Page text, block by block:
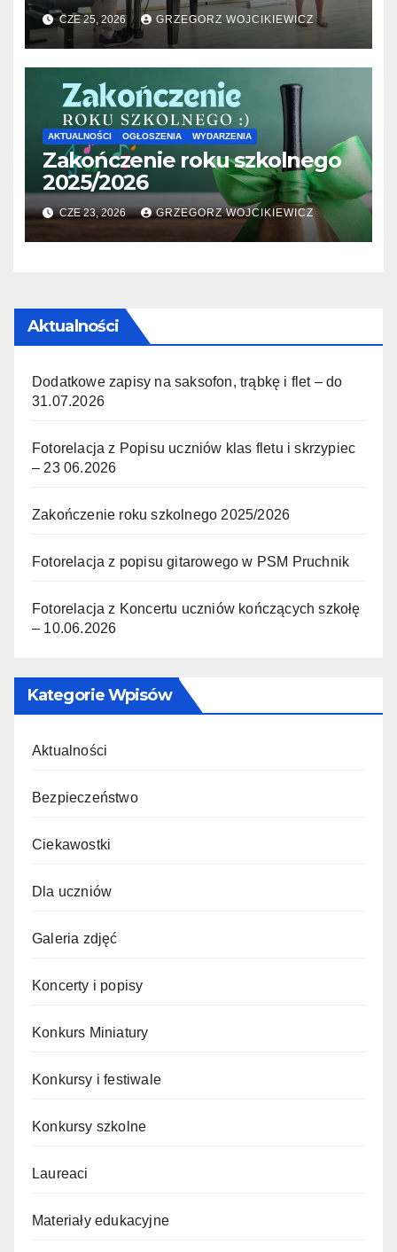
06.2026
CZE 25, 2026 GRZEGORZ WOJCIKIEWICZ
AKTUALNOŚCI OGŁOSZENIA WYDARZENIA
Zakończenie roku szkolnego
2025/2026
CZE 23, 2026 GRZEGORZ WOJCIKIEWICZ
Aktualności
Dodatkowe zapisy na saksofon, trąbkę i flet – do
31.07.2026
Fotorelacja z Popisu uczniów klas fletu i skrzypiec
– 23 06.2026
Zakończenie roku szkolnego 2025/2026
Fotorelacja z popisu gitarowego w PSM Pruchnik
Fotorelacja z Koncertu uczniów kończących szkołę
– 10.06.2026
Kategorie Wpisów
Aktualności
Bezpieczeństwo
Ciekawostki
Dla uczniów
Galeria zdjęć
Koncerty i popisy
Konkurs Miniatury
Konkursy i festiwale
Konkursy szkolne
Laureaci
Materiały edukacyjne